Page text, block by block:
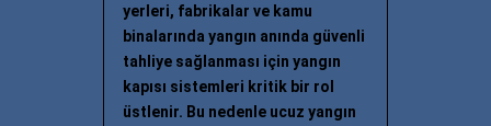
yerleri, fabrikalar ve kamu
binalarında yangın anında güvenli
tahliye sağlanması için yangın
kapısı sistemleri kritik bir rol
üstlenir. Bu nedenle ucuz yangın